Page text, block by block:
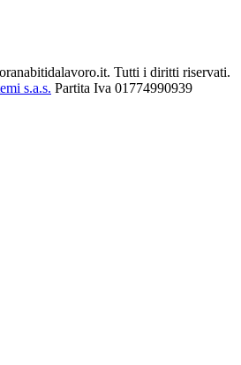
Tutti i diritti riservati.
s.a.s. Partita Iva 01774990939